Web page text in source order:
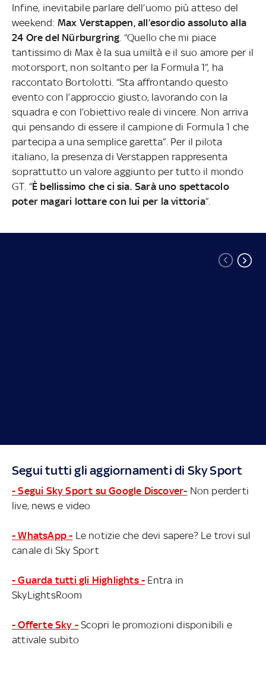
Infine, inevitabile parlare dell’uomo più atteso del
weekend: Max Verstappen, all’esordio assoluto alla
24 Ore del Nürburgring . “Quello che mi piace
tantissimo di Max è la sua umiltà e il suo amore per il
motorsport, non soltanto per la Formula 1”, ha
raccontato Bortolotti. “Sta affrontando questo
evento con l’approccio giusto, lavorando con la
squadra e con l’obiettivo reale di vincere. Non arriva
qui pensando di essere il campione di Formula 1 che
partecipa a una semplice garetta”. Per il pilota
italiano, la presenza di Verstappen rappresenta
soprattutto un valore aggiunto per tutto il mondo
GT. “È bellissimo che ci sia. Sarà uno spettacolo
poter magari lottare con lui per la vittoria”.
Segui tutti gli aggiornamenti di Sky Sport
- Segui Sky Sport su Google Discover- Non perderti
live, news e video
- WhatsApp - Le notizie che devi sapere? Le trovi sul
canale di Sky Sport
- Guarda tutti gli Highlights - Entra in
SkyLightsRoom
- Offerte Sky - Scopri le promozioni disponibili e
attivale subito